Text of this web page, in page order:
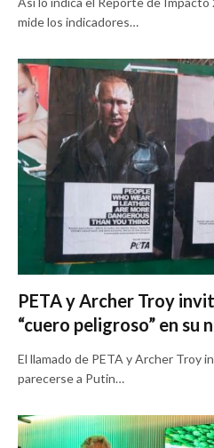
mide los indicadores…
PETA y Archer Troy
“cuero peligroso” en su
El llamado de PETA y Archer Troy
parecerse a Putin…